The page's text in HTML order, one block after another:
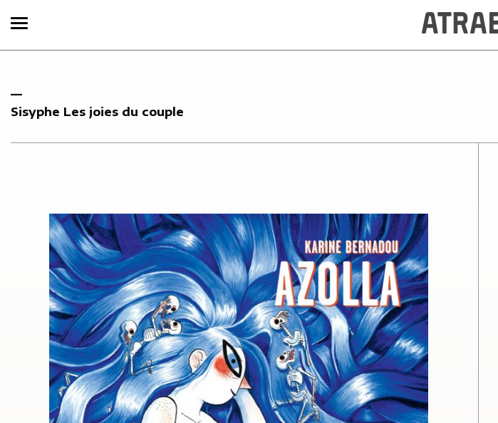
Sisyphe Les joies du couple